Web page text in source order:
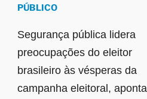
PÚBLICO
Segurança pública lidera
preocupações do eleitor
brasileiro às vésperas da
campanha eleitoral, aponta